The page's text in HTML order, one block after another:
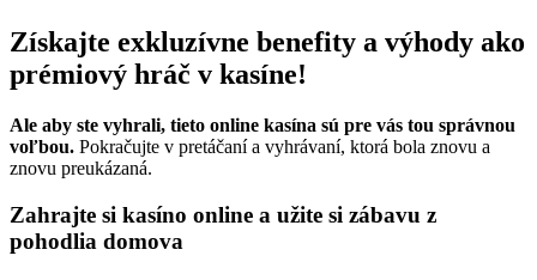
Získajte exkluzívne benefity a výhody ako
prémiový hráč v kasíne!
Ale aby ste vyhrali, tieto online kasína sú pre vás tou správnou
voľbou. Pokračujte v pretáčaní a vyhrávaní, ktorá bola znovu a
znovu preukázaná.
Zahrajte si kasíno online a užite si zábavu z
pohodlia domova